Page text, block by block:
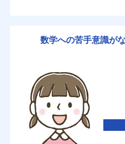
数学への苦手意識が